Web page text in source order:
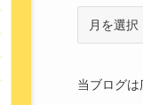
ブ
当ブログ